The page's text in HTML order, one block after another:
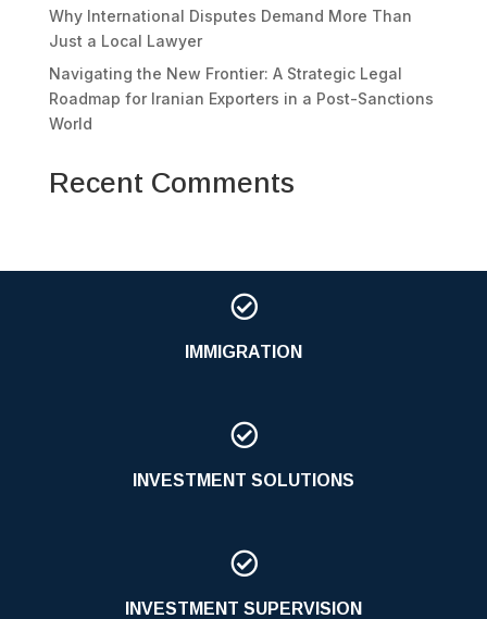
Why International Disputes Demand More Than
Just a Local Lawyer
Navigating the New Frontier: A Strategic Legal
Roadmap for Iranian Exporters in a Post-Sanctions
World
Recent Comments

IMMIGRATION

INVESTMENT SOLUTIONS

INVESTMENT SUPERVISION